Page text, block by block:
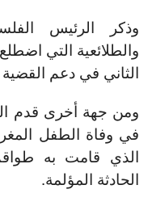
وذكر الرئيس
والطلائعية التي
الثاني في دعم
ومن جهة أخرى قدم
في وفاة الطفل
الذي قامت به
الحادثة المؤلمة.